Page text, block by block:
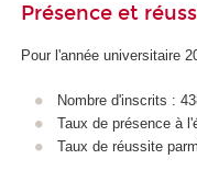
l
I
Présence et
Pour l'année universitaire
Nombre d'inscrits :
Taux de présence à
Taux de réussite